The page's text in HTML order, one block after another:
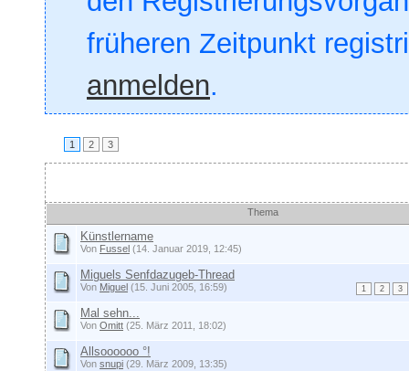
früheren Zeitpunkt
anmelden.
1 2 3
Thema
Künstlername
Von Fussel (14. Januar 2019, 12:45)
Miguels Senfdazugeb-Thread
1 2 3
Von Miguel (15. Juni 2005, 16:59)
Mal sehn...
Von Omitt (25. März 2011, 18:02)
Allsoooooo °!
Von snupi (29. März 2009, 13:35)